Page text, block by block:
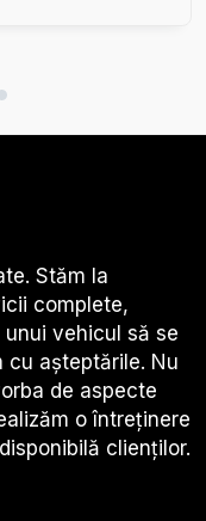
Stăm la
complete,
vehicul să se
cu așteptările. Nu
de aspecte
o întreținere
clienților.